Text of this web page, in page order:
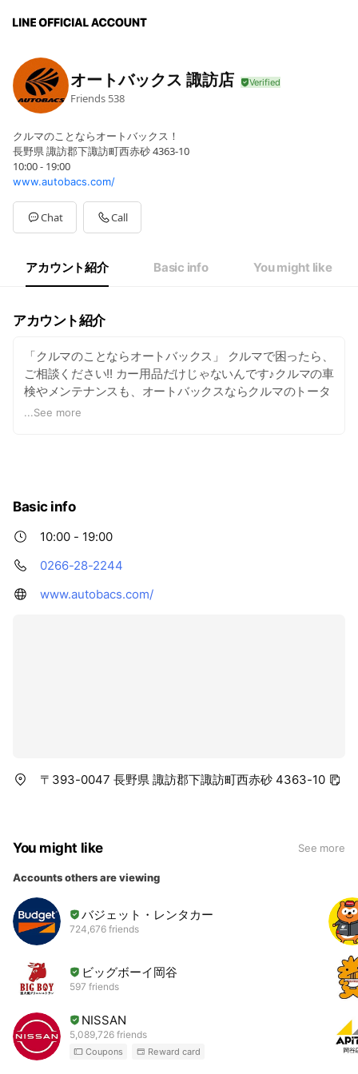
オートバックス 諏訪店
Friends 538
クルマのことならオートバックス！
長野県 諏訪郡下諏訪町西赤砂 4363-10
10:00 - 19:00
www.autobacs.com/
Chat Call
アカウント紹介 Basic info You might like
アカウント紹介
「クルマのことならオートバックス」 クルマで困ったら、
ご相談ください!! カー用品だけじゃないんです♪クルマの車
検やメンテナンスも、オートバックスならクルマのトータ
ルサービスが可能！ タイヤ、オイル、バッテリーをはじめ
...See more
Basic info
10:00 - 19:00
0266-28-2244
www.autobacs.com/
〒393-0047 長野県 諏訪郡下諏訪町西赤砂 4363-10
You might like See more
Accounts others are viewing
バジェット・レンタカー
724,676 friends
ビッグボーイ岡谷
597 friends
NISSAN
5,089,726 friends
Coupons Reward card